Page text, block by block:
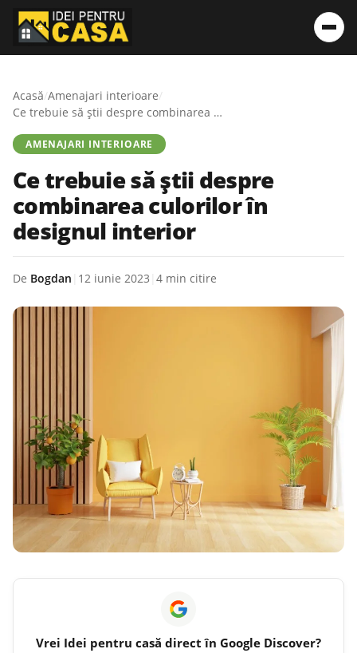
Acasă/Amenajari interioare/
Ce trebuie să știi despre combinarea culorilor în designul interior
AMENAJARI INTERIOARE
Ce trebuie să știi despre
combinarea culorilor în
designul interior
De Bogdan 12 iunie 2023 4 min citire
Vrei Idei pentru casă direct în Google Discover?